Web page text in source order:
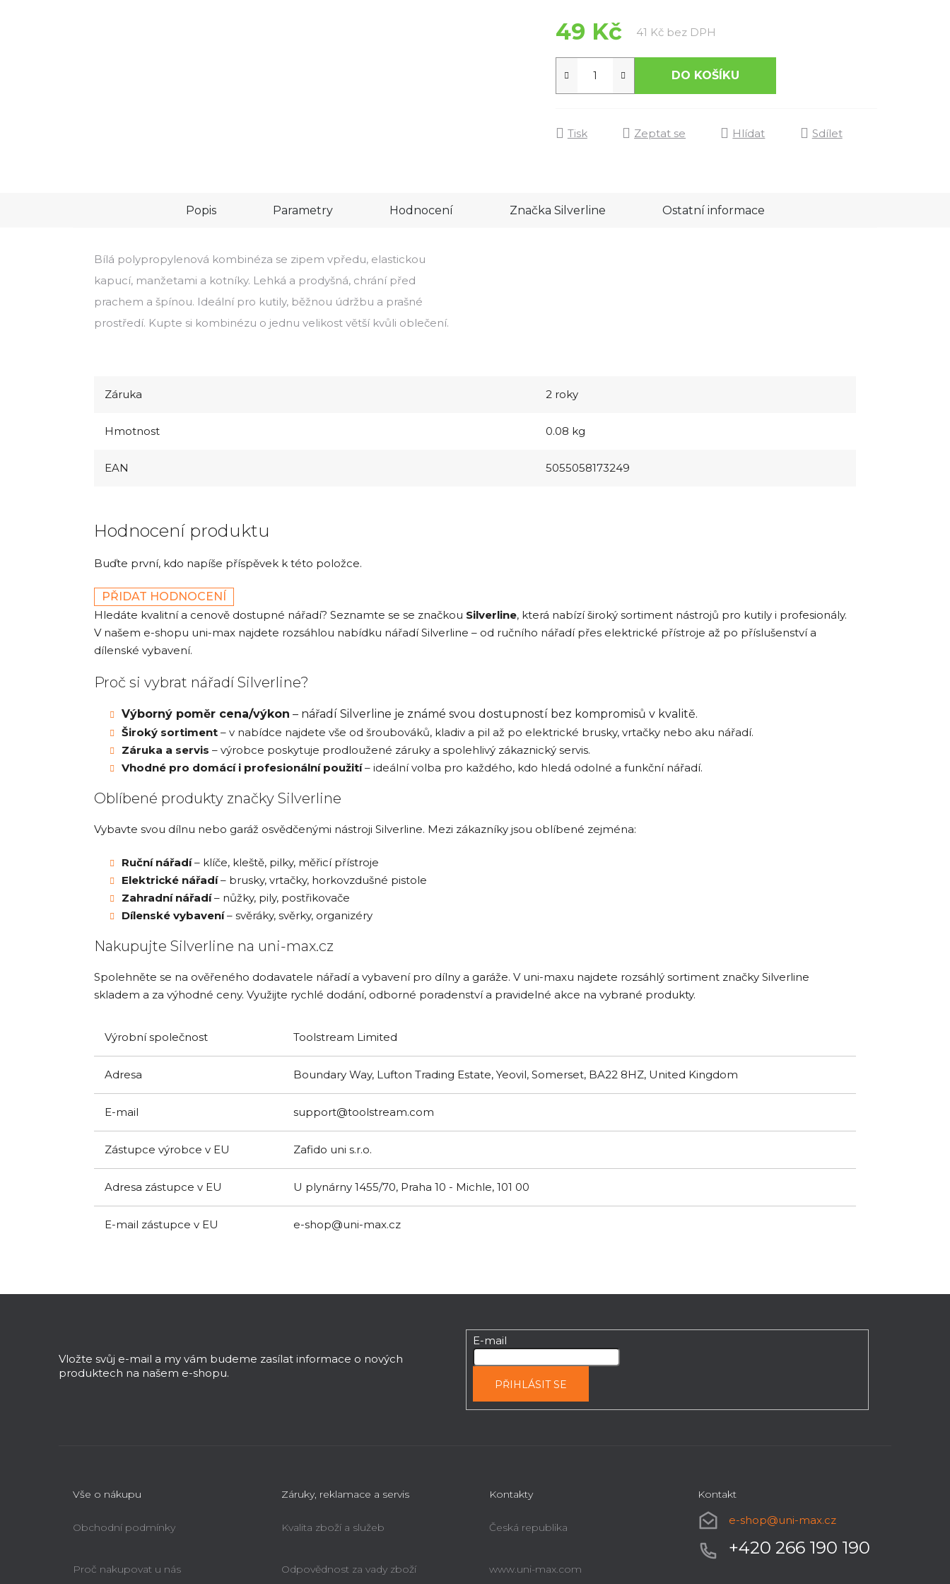
49 Kč 41 Kč bez DPH
DO KOŠÍKU
Tisk Zeptat se Hlídat Sdílet
Popis Parametry Hodnocení Značka Silverline Ostatní informace
Bílá polypropylenová kombinéza se zipem vpředu, elastickou
kapucí, manžetami a kotníky. Lehká a prodyšná, chrání před
prachem a špínou. Ideální pro kutily, běžnou údržbu a prašné
prostředí. Kupte si kombinézu o jednu velikost větší kvůli oblečení.
Záruka 2 roky
Hmotnost 0.08 kg
EAN 5055058173249
Hodnocení produktu
Buďte první, kdo napíše příspěvek k této položce.
PŘIDAT HODNOCENÍ
Hledáte kvalitní a cenově dostupné nářadí? Seznamte se se značkou Silverline, která nabízí široký sortiment nástrojů pro kutily i profesionály.
V našem e-shopu uni-max najdete rozsáhlou nabídku nářadí Silverline – od ručního nářadí přes elektrické přístroje až po příslušenství a
dílenské vybavení.
Proč si vybrat nářadí Silverline?
Výborný poměr cena/výkon – nářadí Silverline je známé svou dostupností bez kompromisů v kvalitě.
Široký sortiment – v nabídce najdete vše od šroubováků, kladiv a pil až po elektrické brusky, vrtačky nebo aku nářadí.
Záruka a servis – výrobce poskytuje prodloužené záruky a spolehlivý zákaznický servis.
Vhodné pro domácí i profesionální použití– ideální volba pro každého, kdo hledá odolné a funkční nářadí.
Oblíbené produkty značky Silverline
Vybavte svou dílnu nebo garáž osvědčenými nástroji Silverline. Mezi zákazníky jsou oblíbené zejména:
Ruční nářadí– klíče, kleště, pilky, měřicí přístroje
Elektrické nářadí– brusky, vrtačky, horkovzdušné pistole
Zahradní nářadí– nůžky, pily, postřikovače
Dílenské vybavení– svěráky, svěrky, organizéry
Nakupujte Silverline na uni-max.cz
Spolehněte se na ověřeného dodavatele nářadí a vybavení pro dílny a garáže. V uni-maxu najdete rozsáhlý sortiment značky Silverline
skladem a za výhodné ceny. Využijte rychlé dodání, odborné poradenství a pravidelné akce na vybrané produkty.
Výrobní společnost Toolstream Limited
Adresa Boundary Way, Lufton Trading Estate, Yeovil, Somerset, BA22 8HZ, United Kingdom
E-mail support@toolstream.com
Zástupce výrobce v EU Zafido uni s.r.o.
Adresa zástupce v EU U plynárny 1455/70, Praha 10 - Michle, 101 00
E-mail zástupce v EU e-shop@uni-max.cz
Vložte svůj e-mail a my vám budeme zasílat informace o nových
produktech na našem e-shopu.
E-mail
PŘIHLÁSIT SE
Vše o nákupu
Obchodní podmínky
Proč nakupovat u nás
Záruky, reklamace a servis
Kvalita zboží a služeb
Odpovědnost za vady zboží
Kontakty
Česká republika
www.uni-max.com
Kontakt
e-shop@uni-max.cz
+420 266 190 190